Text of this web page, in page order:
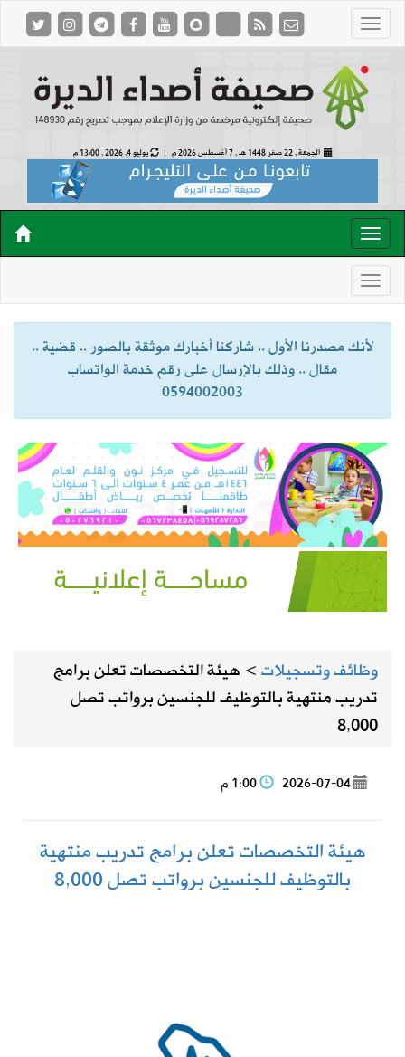
الجمعة , 22 صفر 1448 هـ , 7 أغسطس 2026 م | يوليو 4, 2026 , 13:00 م
لأنك مصدرنا الأول .. شاركنا أخبارك موثقة بالصور .. قضية ..
مقال .. وذلك بالإرسال على رقم خدمة الواتساب
0594002003
وظائف وتسجيلات> هيئة التخصصات تعلن برامج
تدريب منتهية بالتوظيف للجنسين برواتب تصل
8,000
2026-07-04
هيئة التخصصات تعلن برامج تدريب منتهية
بالتوظيف للجنسين برواتب تصل 8,000